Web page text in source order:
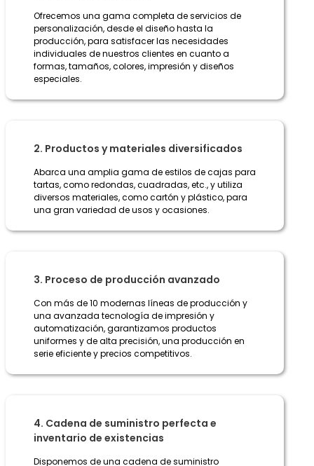
Ofrecemos una gama completa de servicios de
personalización, desde el diseño hasta la
producción, para satisfacer las necesidades
individuales de nuestros clientes en cuanto a
formas, tamaños, colores, impresión y diseños
especiales.
2. Productos y materiales diversificados
Abarca una amplia gama de estilos de cajas para
tartas, como redondas, cuadradas, etc., y utiliza
diversos materiales, como cartón y plástico, para
una gran variedad de usos y ocasiones.
3. Proceso de producción avanzado
Con más de 10 modernas líneas de producción y
una avanzada tecnología de impresión y
automatización, garantizamos productos
uniformes y de alta precisión, una producción en
serie eficiente y precios competitivos.
4. Cadena de suministro perfecta e
inventario de existencias
Disponemos de una cadena de suministro